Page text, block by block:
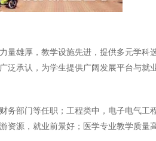
雄厚，教学设施先进，提供多元学科
承认，为学生提供广阔发展平台与就业
部门等任职；工程类中，电子电气工
源，就业前景好；医学专业教学质量